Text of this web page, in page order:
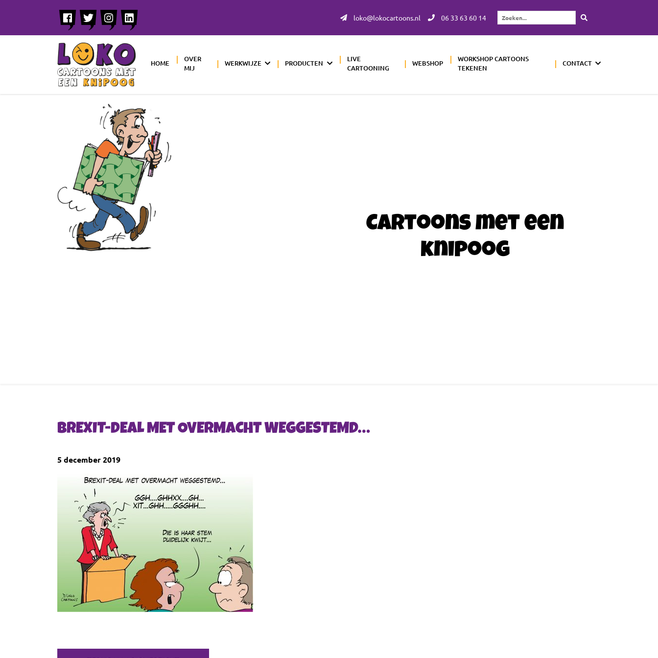
loko@lokocartoons.nl 06 33 63 60 14
Zoeken...
HOME
OVER
MIJ
WERKWIJZE PRODUCTEN
LIVE
CARTOONING
WEBSHOP
WORKSHOP CARTOONS
TEKENEN
CONTACT
Cartoons met een
knipoog
BREXIT-DEAL MET OVERMACHT WEGGESTEMD…
5 december 2019